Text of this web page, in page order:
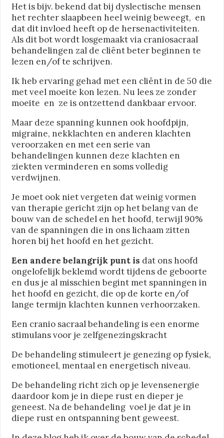
Het is bijv. bekend dat bij dyslectische mensen
het rechter slaapbeen heel weinig beweegt, en
dat dit invloed heeft op de hersenactiviteiten.
Als dit bot wordt losgemaakt via craniosacraal
behandelingen zal de cliëntbeter beginnen te
lezen en/of te schrijven.
Ik heb ervaring gehad met een cliëntin de 50 die
met veel moeite kon lezen. Nu lees ze zonder
moeite en ze is ontzettend dankbaar ervoor.
Maar deze spanning kunnen ook hoofdpijn,
migraine, nekklachten en anderen klachten
veroorzaken en met een serie van
behandelingen kunnen deze klachten en
ziekten verminderen en soms volledig
verdwijnen.
Je moet ook niet vergeten dat weinig vormen
van therapie gericht zijn op het belang van de
bouw van de schedel en het hoofd, terwijl 90%
van de spanningen die in ons lichaam zitten
horen bij het hoofd en het gezicht.
Een andere belangrijk punt is dat ons hoofd
ongelofelijk beklemd wordt tijdens de geboorte
en dus je al misschien begint met spanningen in
het hoofd en gezicht, die op de korte en/of
lange termijn klachten kunnen verhoorzaken.
Een cranio sacraal behandeling is een enorme
stimulans voor je zelfgenezingskracht
De behandeling stimuleert je genezing op fysiek,
emotioneel, mentaal en energetisch niveau.
De behandeling richt zich op je levensenergie
daardoor kom je in diepe rust en dieper je
geneest. Na de behandeling voel je dat je in
diepe rust en ontspanning bent geweest.